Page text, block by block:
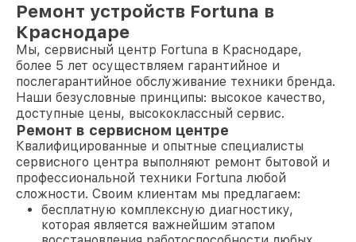
Ремонт устройств Fortuna в
Краснодаре
Мы, сервисный центр Fortuna в Краснодаре,
более 5 лет осуществляем гарантийное и
послегарантийное обслуживание техники бренда.
Наши безусловные принципы: высокое качество,
доступные цены, высококлассный сервис.
Ремонт в сервисном центре
Квалифицированные и опытные специалисты
сервисного центра выполняют ремонт бытовой и
профессиональной техники Fortuna любой
сложности. Своим клиентам мы предлагаем:
бесплатную комплексную диагностику,
которая является важнейшим этапом